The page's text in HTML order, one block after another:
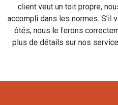
client veut un toit propre,
accompli dans les normes. S’il
ôtés, nous le ferons
plus de détails sur nos